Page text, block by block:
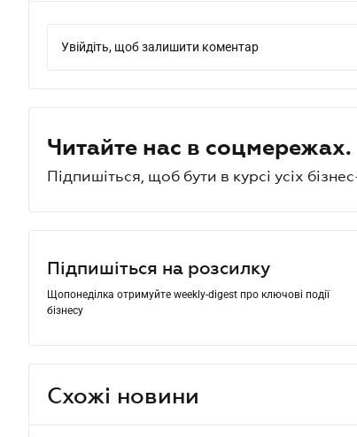
Увійдіть, щоб залишити коментар
Читайте нас в соцмережах.
Підпишіться, щоб бути в курсі усіх
Підпишіться на розсилку
Щопонеділка отримуйте weekly-digest про ключові події
бізнесу
Схожі новини